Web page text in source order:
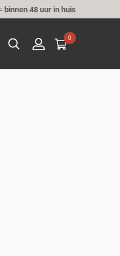
binnen 48 uur in huis
0